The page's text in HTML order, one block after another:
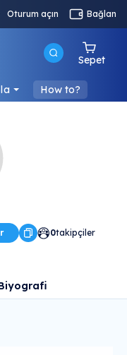
Oturum açın Bağlan
Sepet
How to?
0takipçiler